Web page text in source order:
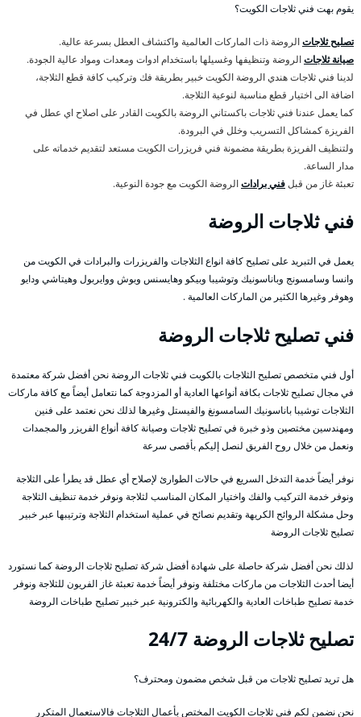
يقوم بهت فني ثلاجات الكويت؟
تصليح ثلاجاتالروضة ذات الماركات العالمية واكتشاف العطل بسرعة عالية.
صيانة ثلاجاتالروضة وتنظيفها وغسيلها باستخدام ادوات ومعدات ومواد عالية الجودة.
لدينا فني ثلاجات هندي الروضة الكويت خبير بطريقة فك وتركيب كافة قطع الثلاجة،
اضافة الى اختيار قطع مناسبة لنوعية الثلاجة.
كما يعمل عندنا فني ثلاجات باكستاني الروضة بالكويت القادر على اصلاح اي عطل في
الفريزة كمشاكل التسريب وخلل في البرودة.
ولتنظيف الفريزة بطريقة مضمونة فني فريزرات الكويت مستعد لتقديم خدماته على
مدار الساعة.
تعبئة غاز من قبلفني براداتالروضة الكويت مع جودة النوعية.
فني ثلاجات الروضة
يعمل في التبريد على تصليح كافة انواع الثلاجات والفريزرات والبرادات في الكويت من
وانسا وسامسونج وباناسونيك وتوشيبا وبيكو وهايسنس وبوش ووايربول وهيتاشي ودايو
وهوفر وغيرها الكثير من الماركات العالمية .
فني تصليح ثلاجات الروضة
أول فني متخصص تصليح الثلاجات بالكويت فني ثلاجات الروضة نحن أفضل شركة معتمدة
في مجال تصليح ثلاجات بكافة أنواعها العادية أو المزدوجة كما نتعامل أيضاً مع كافة ماركات
الثلاجات توشيبا باناسونيك السامسونغ والفيستل وغيرها لذلك نحن نعتمد على فنين
ومهندسين مختصين وذو خبرة في تصليح ثلاجات وصيانة كافة أنواع الفريزر والمجمدات
ونعمل من خلال روح الفريق لنصل إليكم بأقصى سرعة
نوفر أيضاً خدمة التدخل السريع في حالات الطوارئ لإصلاح أي عطل قد يطرأ على الثلاجة
ونوفر خدمة التركيب والفك واختيار المكان المناسب لثلاجة ونوفر خدمة تنظيف الثلاجة
وحل مشكلة الروائح الكريهة وتقديم نصائح في عملية استخدام الثلاجة وترتيبها عبر خبير
تصليح ثلاجات الروضة
لذلك نحن أفضل شركة حاصلة على شهادة أفضل شركة تصليح ثلاجات الروضة كما نستورد
أيضا أحدث الثلاجات من ماركات مختلفة ونوفر أيضاً خدمة تعبئة غاز الفريون للثلاجة ونوفر
خدمة تصليح طباخات العادية والكهربائية والكترونية عبر خبير تصليح طباخات الروضة
تصليح ثلاجات الروضة 24/7
هل تريد تصليح ثلاجات من قبل شخص مضمون ومحترف؟
نحن نضمن لكم فني ثلاجات الكويت المختص بأعمال الثلاجات فالاستعمال المتكرر